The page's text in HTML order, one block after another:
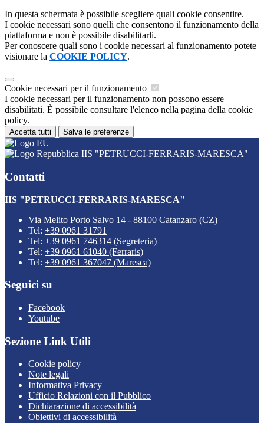
In questa schermata è possibile scegliere quali cookie consentire.
I cookie necessari sono quelli che consentono il funzionamento della
piattaforma e non è possibile disabilitarli.
Per conoscere quali sono i cookie necessari al funzionamento potete
visionare la COOKIE POLICY.
Cookie necessari per il funzionamento
I cookie necessari per il funzionamento non possono essere
disabilitati. È possibile consultare l'elenco nella pagina della cookie
policy.
Accetta tutti Salva le preferenze
IIS "PETRUCCI-FERRARIS-MARESCA"
Contatti
IIS "PETRUCCI-FERRARIS-MARESCA"
Via Melito Porto Salvo 14 - 88100 Catanzaro (CZ)
Tel: +39 0961 31791
Tel: +39 0961 746314 (Segreteria)
Tel: +39 0961 61040 (Ferraris)
Tel: +39 0961 367047 (Maresca)
Seguici su
Facebook
Youtube
Sezione Link Utili
Cookie policy
Note legali
Informativa Privacy
Ufficio Relazioni con il Pubblico
Dichiarazione di accessibilità
Obiettivi di accessibilità